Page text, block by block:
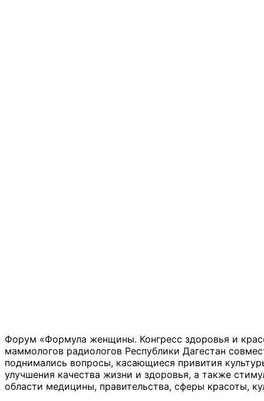
Форум «Формула женщины. Конгресс здоровья и
маммологов радиологов Республики Дагестан
поднимались вопросы, касающиеся привития
улучшения качества жизни и здоровья, а также
области медицины, правительства, сферы красоты,